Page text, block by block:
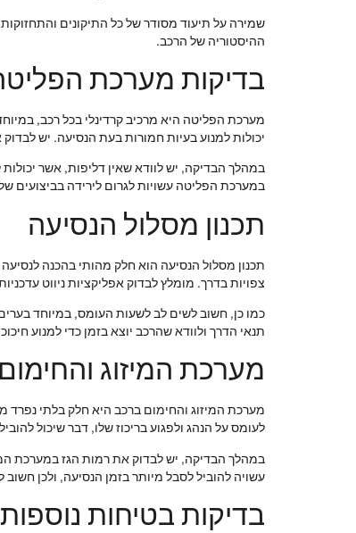
שמירה על תיעוד מסודר של כל התיקונים
ההיסטוריה של הרכב.
בדיקות מערכת
מערכת הפליטה היא מרכיב קרדינלי בכל רכב,
יכולות למנוע בעיות חמורות בעת הנסיעה. יש
במהלך הבדיקה, יש לוודא שאין דליפות, אשר
במערכת הפליטה עשויות לגרום לירידה בביצועים
תכנון מסלול הנסיעה
תכנון מסלול הנסיעה הוא חלק מהותי בהכנה
צפויות בדרך. מומלץ לבדוק אפליקציות ניווט
כמו כן, חשוב לשים לב לשעות העומס, במיוחד
תנאי הדרך ולוודא שהרכב יוצא בזמן כדי למנוע
מערכת המיזוג והחימום
מערכת המיזוג והחימום ברכב היא חלק בלתי נפרד
לעומס על הנהג ולפגוע בריכוז שלו, דבר שיכול
במהלך הבדיקה, יש לבדוק את רמות הגז במערכת
עשויה להוביל לסבל מיותר בזמן הנסיעה, ולכן חשוב
בדיקות בטיחות נוספות